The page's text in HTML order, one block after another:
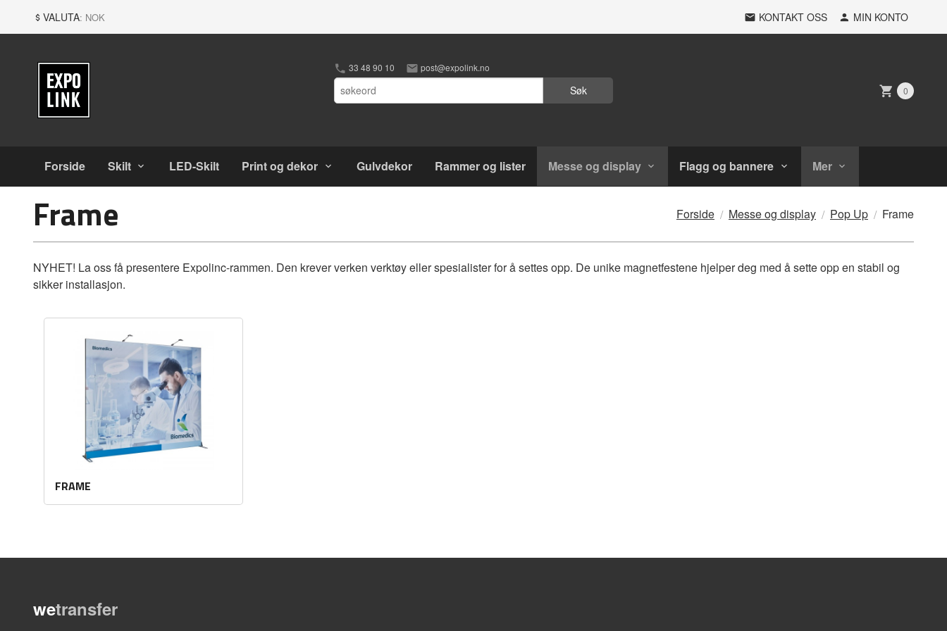
VALUTA: NOK KONTAKT OSS MIN KONTO
33 48 90 10 post@expolink.no
Søk 0
Produkter
Forside Skilt LED-Skilt Print og dekor Gulvdekor Rammer og lister Messe og display Flagg og bannere Mer
Forside Messe og display Pop Up Frame
Frame
NYHET! La oss få presentere Expolinc-rammen. Den krever verken verktøy eller spesialister for å settes opp. De unike magnetfestene hjelper deg med å sette opp en stabil og
sikker installasjon.
FRAME
wetransfer